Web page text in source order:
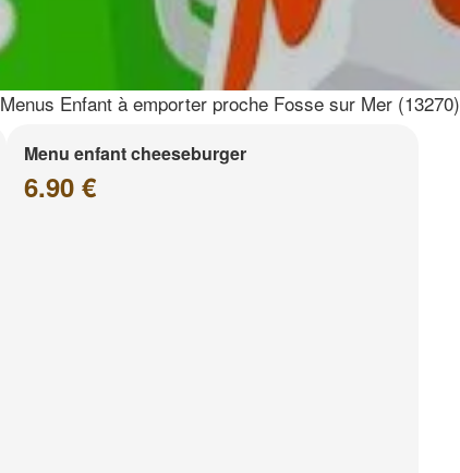
Menus Enfant à emporter proche Fosse sur Mer (13270)
Menu enfant cheeseburger
6.90 €